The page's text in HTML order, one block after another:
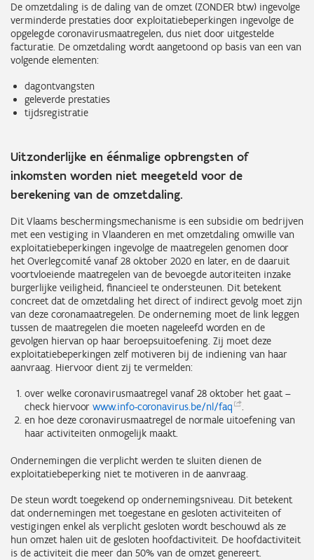
De omzetdaling is de daling van de omzet (ZONDER btw) ingevolge
verminderde prestaties door exploitatiebeperkingen ingevolge de
opgelegde coronavirusmaatregelen, dus niet door uitgestelde
facturatie. De omzetdaling wordt aangetoond op basis van een van
volgende elementen:
dagontvangsten
geleverde prestaties
tijdsregistratie
Uitzonderlijke en éénmalige opbrengsten of
inkomsten worden niet meegeteld voor de
berekening van de omzetdaling.
Dit Vlaams beschermingsmechanisme is een subsidie om bedrijven
met een vestiging in Vlaanderen en met omzetdaling omwille van
exploitatiebeperkingen ingevolge de maatregelen genomen door
het Overlegcomité vanaf 28 oktober 2020 en later, en de daaruit
voortvloeiende maatregelen van de bevoegde autoriteiten inzake
burgerlijke veiligheid, financieel te ondersteunen. Dit betekent
concreet dat de omzetdaling het direct of indirect gevolg moet zijn
van deze coronamaatregelen. De onderneming moet de link leggen
tussen de maatregelen die moeten nageleefd worden en de
gevolgen hiervan op haar beroepsuitoefening. Zij moet deze
exploitatiebeperkingen zelf motiveren bij de indiening van haar
aanvraag. Hiervoor dient zij te vermelden:
over welke coronavirusmaatregel vanaf 28 oktober het gaat –
check hiervoor www.info-coronavirus.be/nl/faq
.
en hoe deze coronavirusmaatregel de normale uitoefening van
haar activiteiten onmogelijk maakt.
Ondernemingen die verplicht werden te sluiten dienen de
exploitatiebeperking niet te motiveren in de aanvraag.
De steun wordt toegekend op ondernemingsniveau. Dit betekent
dat ondernemingen met toegestane en gesloten activiteiten of
vestigingen enkel als verplicht gesloten wordt beschouwd als ze
hun omzet halen uit de gesloten hoofdactiviteit. De hoofdactiviteit
is de activiteit die meer dan 50% van de omzet genereert.